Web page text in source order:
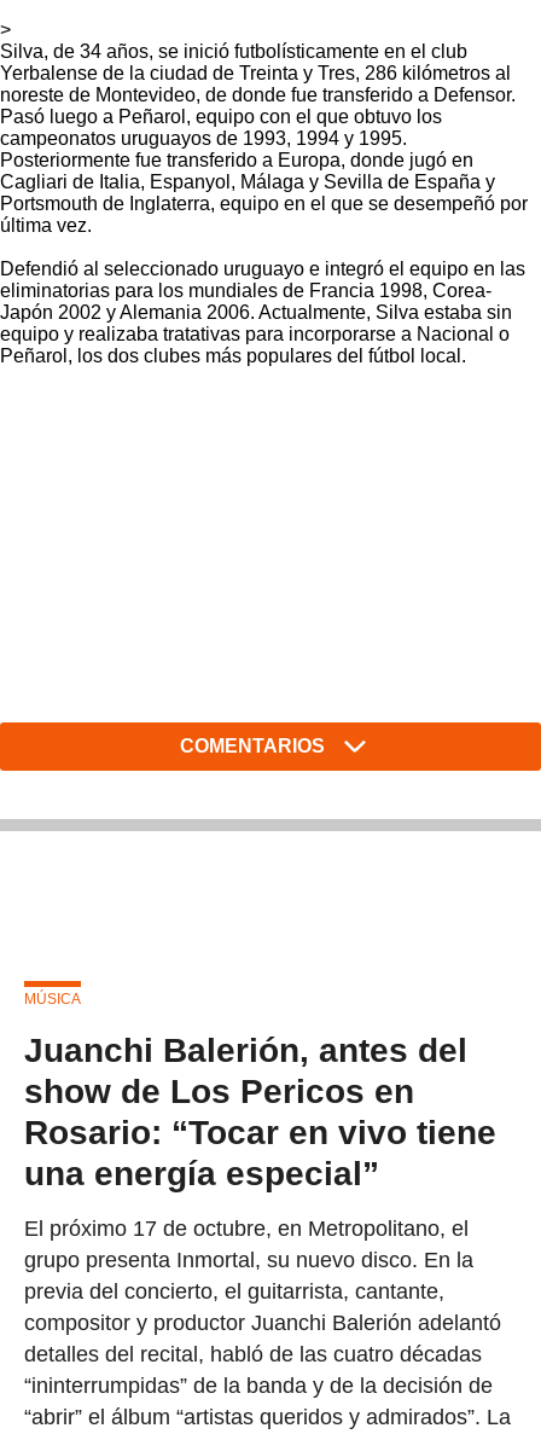
>
Silva, de 34 años, se inició futbolísticamente en el club
Yerbalense de la ciudad de Treinta y Tres, 286 kilómetros al
noreste de Montevideo, de donde fue transferido a Defensor.
Pasó luego a Peñarol, equipo con el que obtuvo los
campeonatos uruguayos de 1993, 1994 y 1995.
Posteriormente fue transferido a Europa, donde jugó en
Cagliari de Italia, Espanyol, Málaga y Sevilla de España y
Portsmouth de Inglaterra, equipo en el que se desempeñó por
última vez.
Defendió al seleccionado uruguayo e integró el equipo en las
eliminatorias para los mundiales de Francia 1998, Corea-
Japón 2002 y Alemania 2006. Actualmente, Silva estaba sin
equipo y realizaba tratativas para incorporarse a Nacional o
Peñarol, los dos clubes más populares del fútbol local.
COMENTARIOS